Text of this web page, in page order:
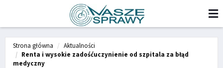
Strona główna
Aktualności
Renta i wysokie zadośćuczynienie od szpitala za błąd
medyczny